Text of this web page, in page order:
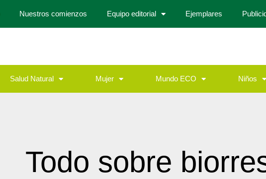
Nuestros comienzos Equipo editorial Ejemplares
Salud Natural Mujer Mundo ECO Niños
Todo sobre